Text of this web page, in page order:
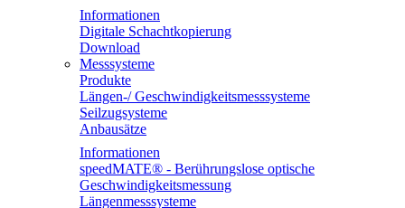
Informationen
Digitale Schachtkopierung
Download
Messsysteme
Produkte
Längen-/ Geschwindigkeitsmesssysteme
Seilzugsysteme
Anbausätze
Informationen
speedMATE® - Berührungslose optische
Geschwindigkeitsmessung
Längenmesssysteme